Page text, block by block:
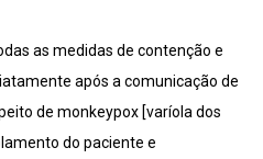
as medidas de contenção e
após a comunicação de
de monkeypox [varíola dos
do paciente e